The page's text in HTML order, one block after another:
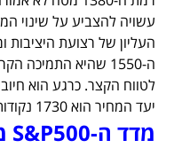
העליון של רצועת
ה-1550 שהיא
לטווח הקצר. כרגע הוא
יעד המחיר הוא 1730 נקודות עד סוף מרץ 2020
מדד ה-S&P500 מחיר אחרון 3007